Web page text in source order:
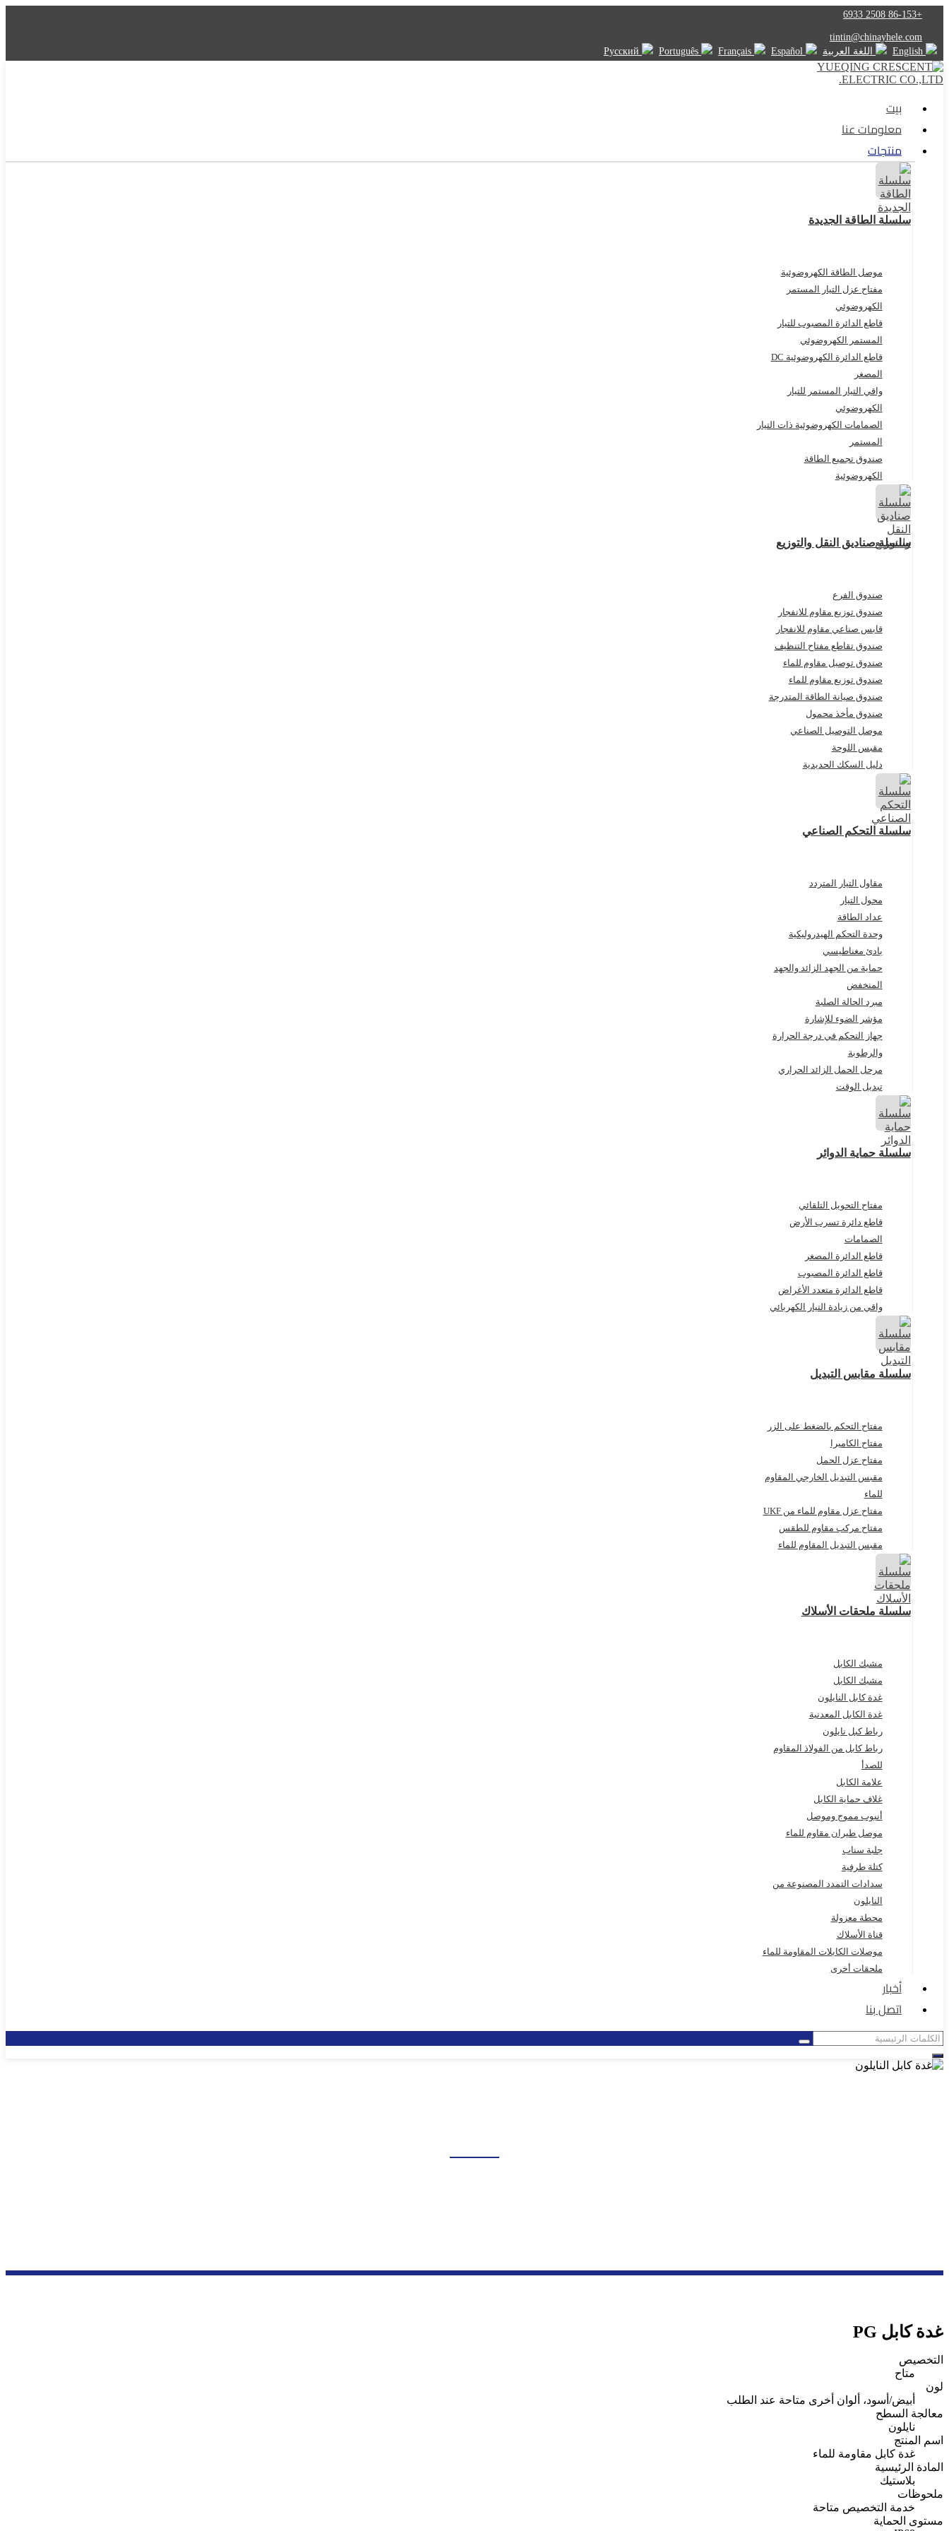
+86-153 2508 6933
tintin@chinayhele.com
اللغة العربية
بيت
معلومات عنا
منتجات
سلسلة الطاقة الجديدة
موصل الطاقة الكهروضوئية
مفتاح عزل التيار المستمر
الكهروضوئي
قاطع الدائرة المصبوب للتيار
المستمر الكهروضوئي
قاطع الدائرة الكهروضوئية DC
المصغر
واقي التيار المستمر للتيار
الكهروضوئي
الصمامات الكهروضوئية ذات التيار
المستمر
صندوق تجميع الطاقة
الكهروضوئية
سلسلة صناديق النقل والتوزيع
صندوق الفرع
صندوق توزيع مقاوم للانفجار
قابس صناعي مقاوم للانفجار
صندوق تقاطع مفتاح التنظيف
صندوق توصيل مقاوم للماء
صندوق توزيع مقاوم للماء
صندوق صيانة الطاقة المتدرجة
صندوق مأخذ محمول
موصل التوصيل الصناعي
مقبس اللوحة
دليل السكك الحديدية
سلسلة التحكم الصناعي
مقاول التيار المتردد
محول التيار
عداد الطاقة
وحدة التحكم الهيدروليكية
بادئ مغناطيسي
حماية من الجهد الزائد والجهد
المنخفض
مبرد الحالة الصلبة
مؤشر الضوء للإشارة
جهاز التحكم في درجة الحرارة
والرطوبة
مرحل الحمل الزائد الحراري
تبديل الوقت
سلسلة حماية الدوائر
مفتاح التحويل التلقائي
قاطع دائرة تسرب الأرض
الصمامات
قاطع الدائرة المصغر
قاطع الدائرة المصبوب
قاطع الدائرة متعدد الأغراض
واقي من زيادة التيار الكهربائي
سلسلة مقابس التبديل
مفتاح التحكم بالضغط على الزر
مفتاح الكاميرا
مفتاح عزل الحمل
مقبس التبديل الخارجي المقاوم
للماء
مفتاح عزل مقاوم للماء من UKF
مفتاح مركب مقاوم للطقس
مقبس التبديل المقاوم للماء
سلسلة ملحقات الأسلاك
مشبك الكابل
مشبك الكابل
غدة كابل النايلون
غدة الكابل المعدنية
رباط كبل نايلون
رباط كابل من الفولاذ المقاوم
للصدأ
علامة الكابل
غلاف حماية الكابل
أنبوب مموج وموصل
موصل طيران مقاوم للماء
جلبة سناب
كتلة طرفية
سدادات التمدد المصنوعة من
النايلون
محطة معزولة
قناة الأسلاك
موصلات الكابلات المقاومة للماء
ملحقات أخرى
أخبار
اتصل بنا
غدة كابل PG
التخصيص
متاح
لون
أبيض/أسود، ألوان أخرى متاحة عند الطلب
معالجة السطح
نايلون
اسم المنتج
غدة كابل مقاومة للماء
المادة الرئيسية
بلاستيك
ملحوظات
خدمة التخصيص متاحة
مستوى الحماية